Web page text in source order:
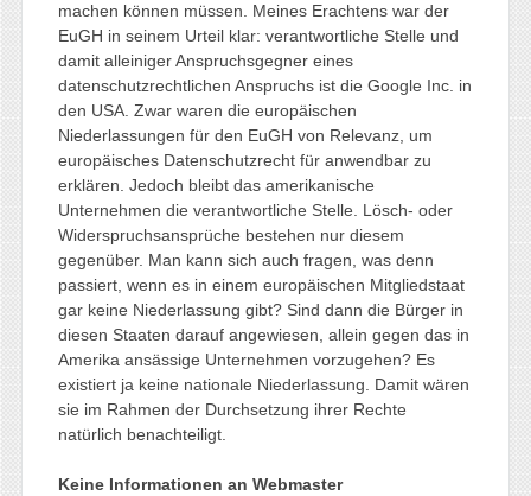
machen können müssen. Meines Erachtens war der
EuGH in seinem Urteil klar: verantwortliche Stelle und
damit alleiniger Anspruchsgegner eines
datenschutzrechtlichen Anspruchs ist die Google Inc. in
den USA. Zwar waren die europäischen
Niederlassungen für den EuGH von Relevanz, um
europäisches Datenschutzrecht für anwendbar zu
erklären. Jedoch bleibt das amerikanische
Unternehmen die verantwortliche Stelle. Lösch- oder
Widerspruchsansprüche bestehen nur diesem
gegenüber. Man kann sich auch fragen, was denn
passiert, wenn es in einem europäischen Mitgliedstaat
gar keine Niederlassung gibt? Sind dann die Bürger in
diesen Staaten darauf angewiesen, allein gegen das in
Amerika ansässige Unternehmen vorzugehen? Es
existiert ja keine nationale Niederlassung. Damit wären
sie im Rahmen der Durchsetzung ihrer Rechte
natürlich benachteiligt.
Keine Informationen an Webmaster